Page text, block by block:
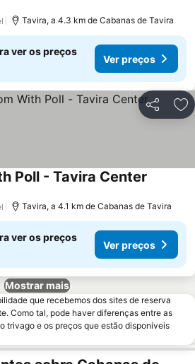
Tavira, a 4.3 km de Cabanas de Tavira
ver os preços
Ver preços
Partilhar
Poll - Tavira Center
Tavira, a 4.1 km de Cabanas de Tavira
ver os preços
Ver preços
Mostrar mais
que recebemos dos sites de reserva
Como tal, pode haver diferenças entre as
trivago e os preços que estão disponíveis